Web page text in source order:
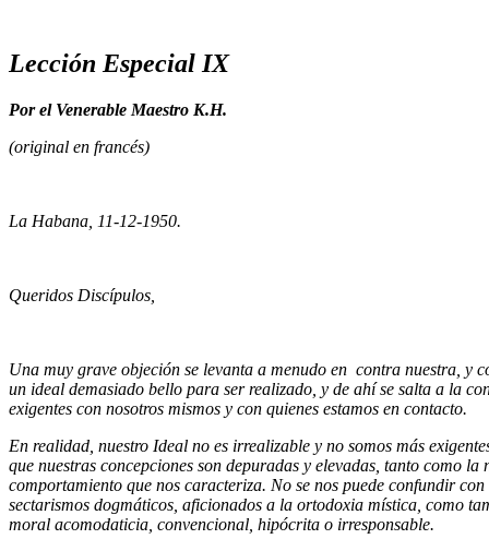
Lección Especial IX
Por el Venerable Maestro K.H.
(original en francés)
La Habana, 11-12-1950.
Queridos Discípulos,
Una muy grave objeción se levanta a menudo en contra nuestra, y
un ideal demasiado bello para ser realizado, y de ahí se salta a la
exigentes con nosotros mismos y con quienes estamos en contacto.
En realidad, nuestro Ideal no es irrealizable y no somos más
que nuestras concepciones son depuradas y elevadas, tanto como la
comportamiento que nos caracteriza. No se nos puede confundir
sectarismos dogmáticos, aficionados a la ortodoxia mística, como
moral acomodaticia, convencional, hipócrita o irresponsable.